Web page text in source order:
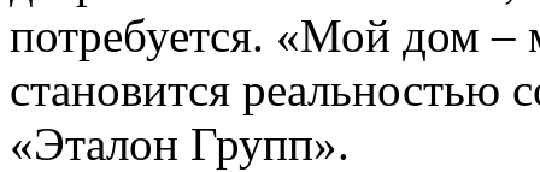
потребуется. «Мой дом –
становится реальностью
«Эталон Групп».